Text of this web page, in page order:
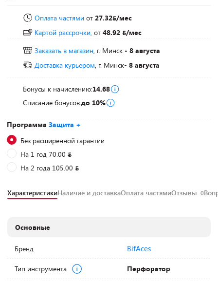
Программа Защита +
Без расширенной гарантии
На 1 год 70.00
На 2 года 105.00
Оплата частями от 27.32 /мес
Картой рассрочки, от 48.92
/мес
Заказать в магазин, г. Минск - 8 августа
Доставка курьером, г. Минск- 8 августа
Бонусы к начислению:14.68
Списание бонусов:до 10%
ХарактеристикиНаличие и доставкаОплата частямиОтзывы 0
Основные
Бренд BifAces
Тип инструмента Перфоратор